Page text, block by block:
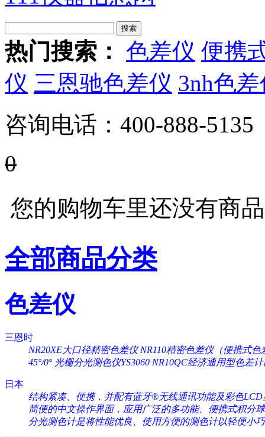
热门搜索： 色差仪 便携
仪 三恩驰色差仪 3nh色
咨询电话： 400-888-5135
0
您的购物车里还没有商
全部商品分类
色差仪
三恩时
NR20XE大口径精密色差仪 NR110精密色差仪（便携式色
45°/0° 光栅分光测色仪YS3060 NR10QC经济通用型色差
日本
结构紧凑、便携，并配有蓝牙®无线通讯功能及彩色LCD
简便的中文操作界面，应用广泛的多功能、便携式积分
分光测色计是将性能优良、使用方便的测色计以轻便小